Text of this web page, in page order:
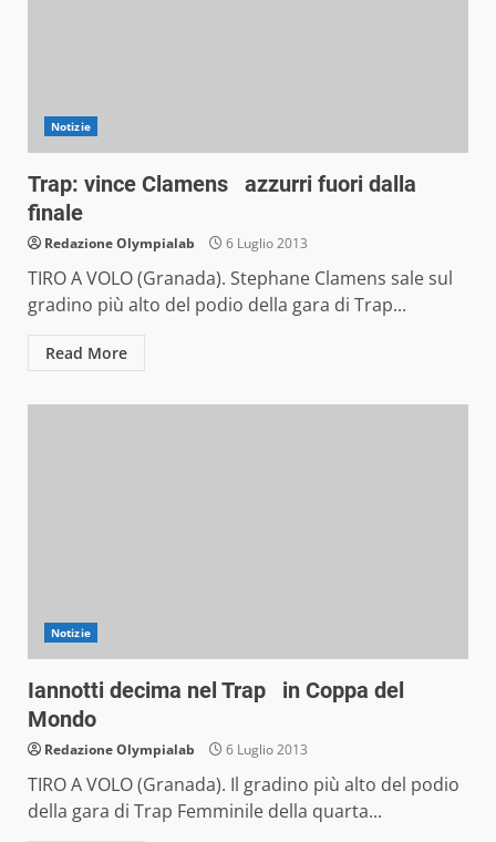
Notizie
Trap: vince Clamens azzurri fuori dalla
finale
Redazione Olympialab 6 Luglio 2013
TIRO A VOLO (Granada). Stephane Clamens sale sul
gradino più alto del podio della gara di Trap...
Read More
Notizie
Iannotti decima nel Trap in Coppa del
Mondo
Redazione Olympialab 6 Luglio 2013
TIRO A VOLO (Granada). Il gradino più alto del podio
della gara di Trap Femminile della quarta...